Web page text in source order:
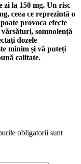
zi la 150 mg. Un risc
ceea ce reprezintă o
provoca efecte
somnolență
dozele
minim și vă puteți
calitate.
obligatorii sunt